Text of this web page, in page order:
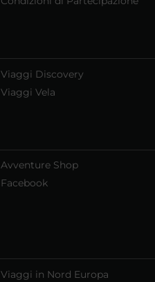
Viaggi Discovery
Viaggi Vela
Avventure Shop
Facebook
Viaggi in Nord Europa